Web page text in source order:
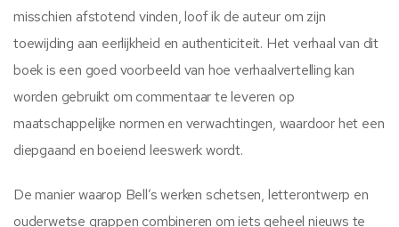
misschien afstotend vinden, loof ik de auteur om zijn
toewijding aan eerlijkheid en authenticiteit. Het verhaal van dit
boek is een goed voorbeeld van hoe verhaalvertelling kan
worden gebruikt om commentaar te leveren op
maatschappelijke normen en verwachtingen, waardoor het een
diepgaand en boeiend leeswerk wordt.
De manier waarop Bell’s werken schetsen, letterontwerp en
ouderwetse grappen combineren om iets geheel nieuws te